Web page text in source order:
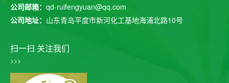
公司邮箱： qd-ruifengyuan@qq.com
公司地址： 山东青岛平度市新河化工基地海浦北路10号
扫一扫 关注我们
>>>